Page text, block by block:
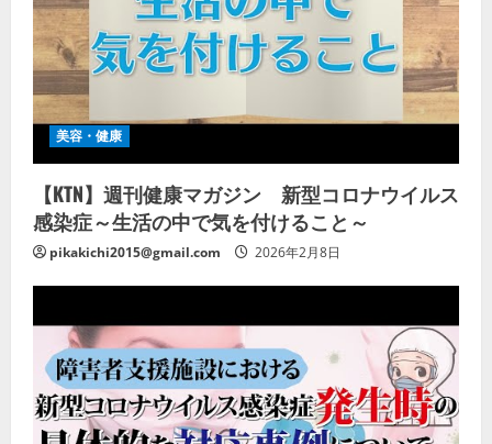
美容・健康
【KTN】週刊健康マガジン 新型コロナウイルス
感染症～生活の中で気を付けること～
pikakichi2015@gmail.com 2026年2月8日